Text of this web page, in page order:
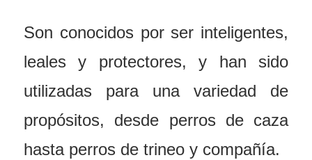
Son conocidos por ser inteligentes,
leales y protectores, y han sido
utilizadas para una variedad de
propósitos, desde perros de caza
hasta perros de trineo y compañía.